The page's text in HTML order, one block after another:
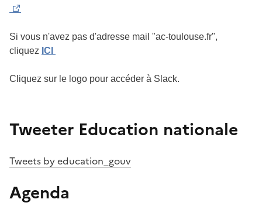
Si vous n'avez pas d'adresse mail "ac-toulouse.fr",
cliquez ICI
Cliquez sur le logo pour accéder à Slack.
Tweeter Education nationale
Tweets by education_gouv
Agenda